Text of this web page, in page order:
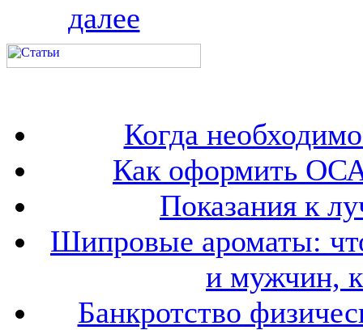
далее
Когда
Как оформить
Показания к
Шипровые ароматы:
и мужчин,
Банкротство